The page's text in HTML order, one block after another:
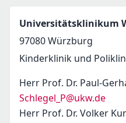
Universitätsklinikum
97080Würzburg
Kinderklinik und
Herr Prof. Dr. Paul-
Schlegel_P@ukw.de
Herr Prof. Dr. Volker